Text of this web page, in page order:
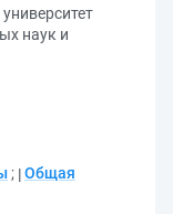
наук и
; Общая